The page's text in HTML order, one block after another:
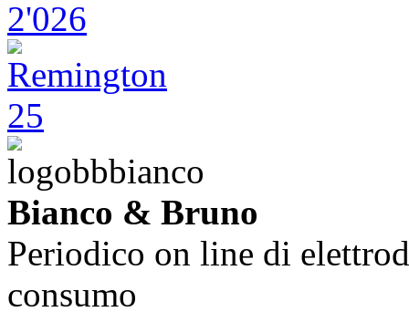
Bianco & Bruno
Periodico on line di
consumo